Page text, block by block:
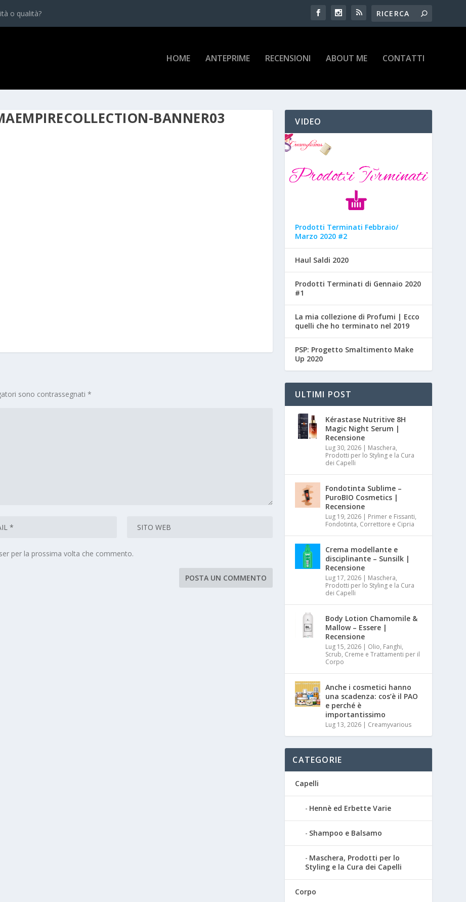
o qualità?
HOME ANTEPRIME RECENSIONI ABOUT ME CONTATTI
BANNER03
sono contrassegnati*
per la prossima volta che commento.
VIDEO
Prodotti Terminati Febbraio/
Marzo 2020 #2
Haul Saldi 2020
Prodotti Terminati di Gennaio 2020
#1
La mia collezione di Profumi | Ecco
quelli che ho terminato nel 2019
PSP: Progetto Smaltimento Make
Up 2020
ULTIMI POST
Kérastase Nutritive 8H
Magic Night Serum |
Recensione
Lug 30, 2026 | Maschera,
Prodotti per lo Styling e la Cura
dei Capelli
Fondotinta Sublime –
PuroBIO Cosmetics |
Recensione
Lug 19, 2026 | Primer e Fissanti,
Fondotinta, Correttore e Cipria
Crema modellante e
disciplinante – Sunsilk |
Recensione
Lug 17, 2026 | Maschera,
Prodotti per lo Styling e la Cura
dei Capelli
Body Lotion Chamomile &
Mallow – Essere |
Recensione
Lug 15, 2026 | Olio, Fanghi,
Scrub, Creme e Trattamenti per il
Corpo
Anche i cosmetici hanno
una scadenza: cos’è il PAO
e perché è
importantissimo
Lug 13, 2026 | Creamyvarious
CATEGORIE
Capelli
Hennè ed Erbette Varie
Shampoo e Balsamo
Maschera, Prodotti per lo
Styling e la Cura dei Capelli
Corpo